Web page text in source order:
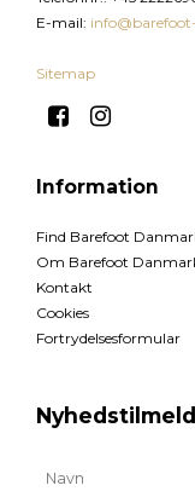
E-mail:
Sitemap
Information
Find Barefoot
Om Barefoot
Kontakt
Cookies
Fortrydelsesformular